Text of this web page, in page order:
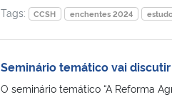
Tags:
CCSH enchentes 2024
Seminário temático vai
O seminário temático “A Reforma